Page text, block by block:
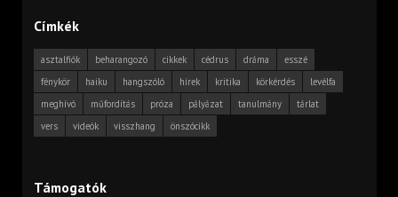
Címkék
asztalfiók beharangozó cikkek cédrus dráma
esszé
fénykör
haiku hangszóló hírek kritika körkérdés
levélfa
meghívó
műfordítás próza pályázat tanulmány
tárlat
vers
videók visszhang önszócikk
Támogatók